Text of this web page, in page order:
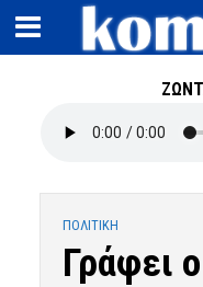
ΠΟΛΙΤΙΚΗ
Γράφει